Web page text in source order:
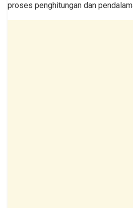
proses penghitungan dan